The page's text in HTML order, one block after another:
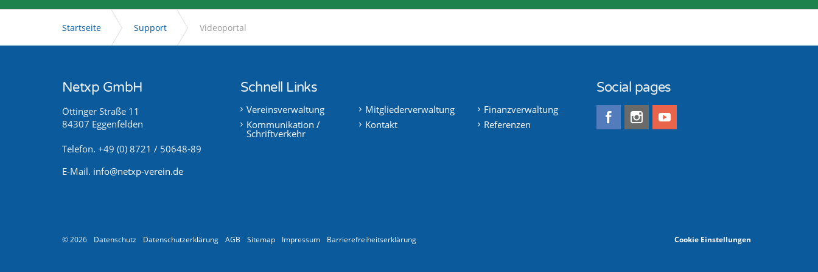
Startseite Support Videoportal
Netxp GmbH
Öttinger Straße 11
84307 Eggenfelden
Telefon. +49 (0) 8721 / 50648-89
E-Mail. info@netxp-verein.de
Schnell Links
Vereinsverwaltung Mitgliederverwaltung
Finanzverwaltung
Kommunikation /
Schriftverkehr
Kontakt Referenzen
Social pages
© 2026 Datenschutz Datenschutzerklärung AGB Sitemap Impressum Barrierefreiheitserklärung Cookie Einstellungen